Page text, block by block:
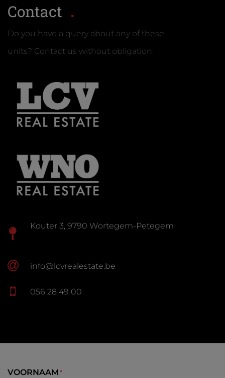
Contact
Do you have a query about any of these
units? Contact us without obligation.
Kouter 3, 9790 Wortegem-Petegem
info@lcvrealestate.be
056 28 49 00
VOORNAAM